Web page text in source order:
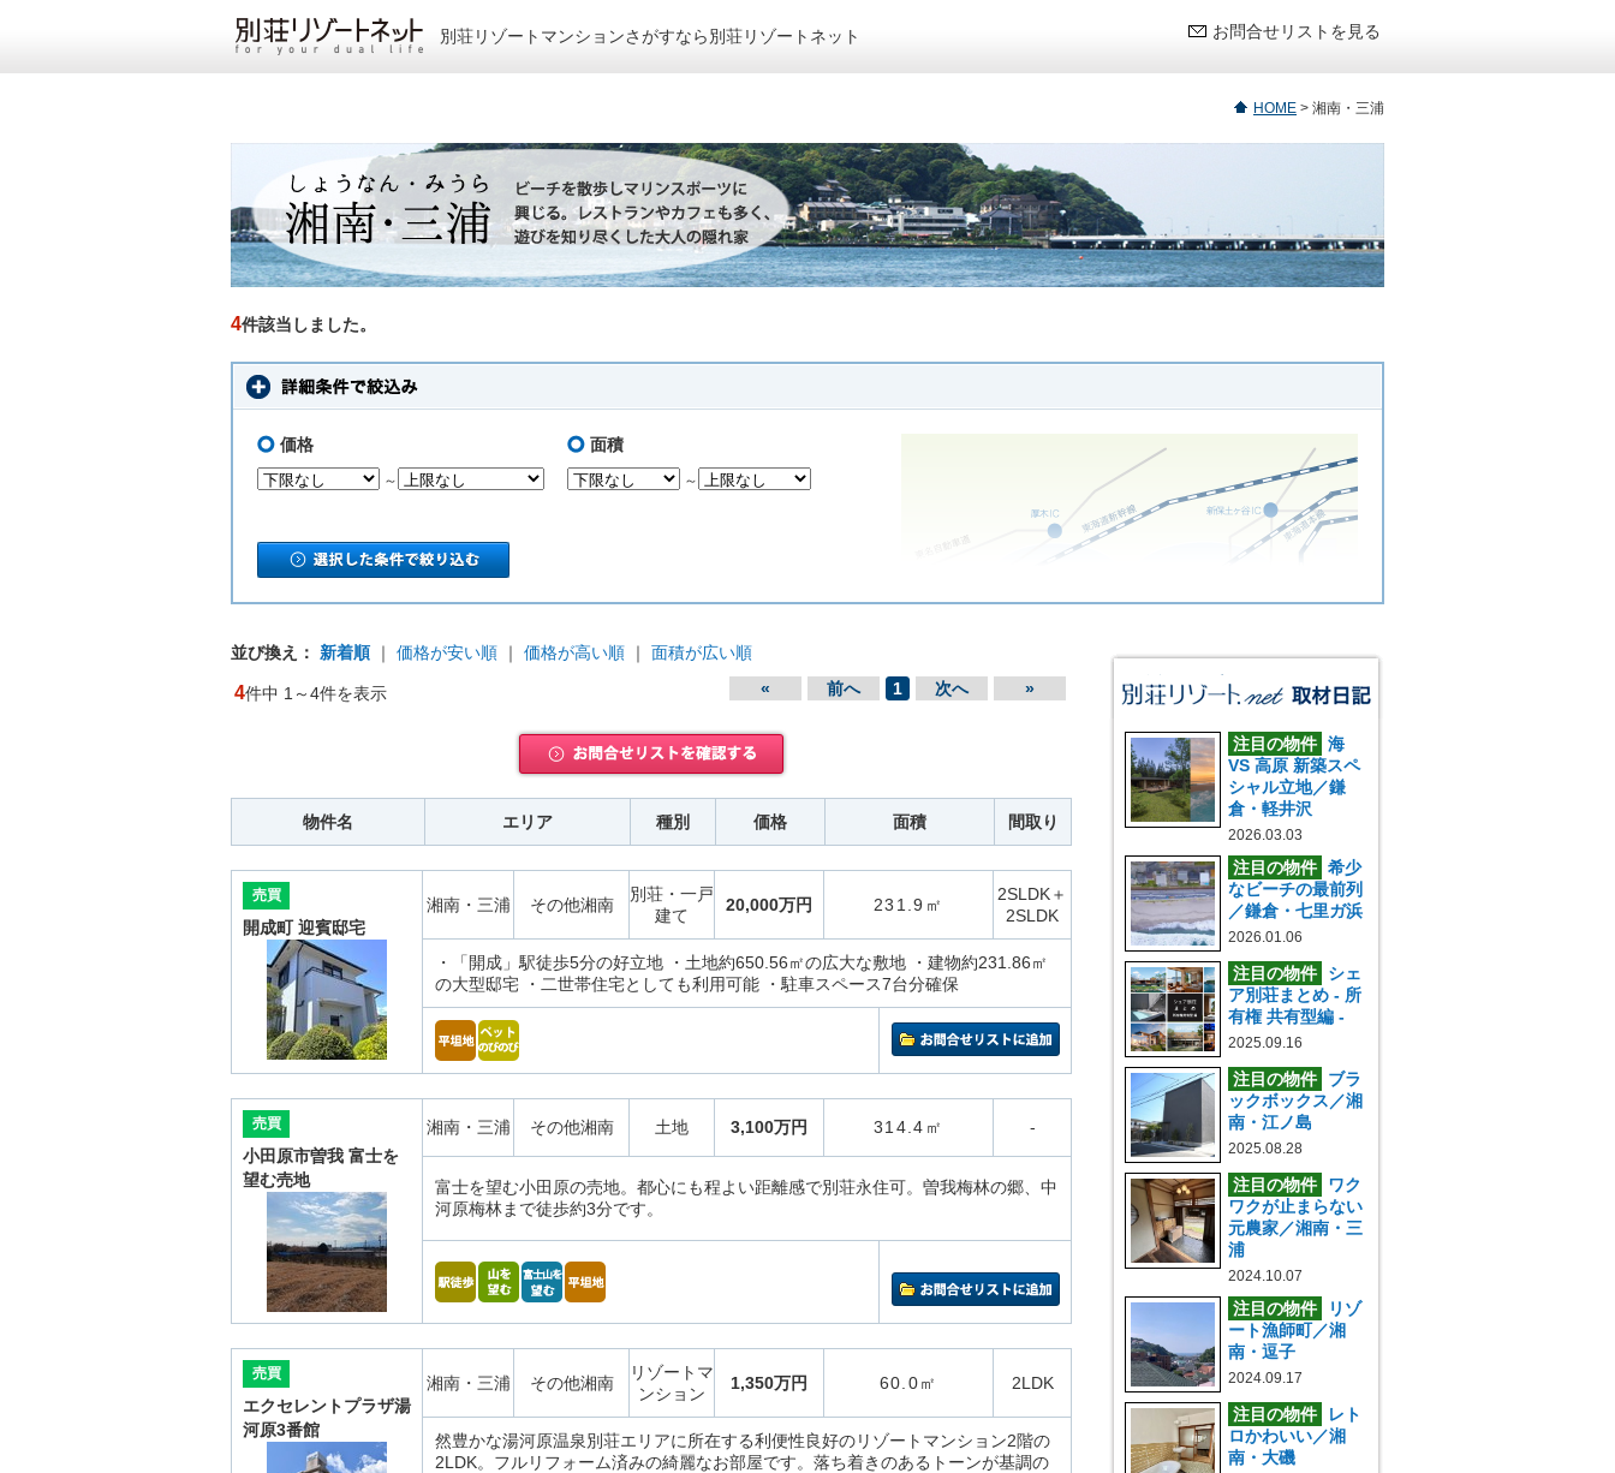
別荘リゾートマンションさがすなら別荘リゾートネット お問合せリストを見る
HOME > 湘南・三浦
4件該当しました。
価格
～
面積
～
並び換え： 新着順 ｜ 価格が安い順 ｜ 価格が高い順 ｜ 面積が広い順
4件中 1～4件を表示 « 前へ 1 次へ »
物件名 エリア 種別 価格 面積 間取り
売買
開成町 迎賓邸宅
湘南・三浦 その他湘南
別荘・一戸
建て
20,000万円 231.9㎡
2SLDK＋
2SLDK
・「開成」駅徒歩5分の好立地 ・土地約650.56㎡の広大な敷地 ・建物約231.86㎡
の大型邸宅 ・二世帯住宅としても利用可能 ・駐車スペース7台分確保
売買
小田原市曽我 富士を
望む売地
湘南・三浦 その他湘南 土地 3,100万円 314.4㎡ -
富士を望む小田原の売地。都心にも程よい距離感で別荘永住可。曽我梅林の郷、中
河原梅林まで徒歩約3分です。
売買
エクセレントプラザ湯
河原3番館
湘南・三浦 その他湘南
リゾートマ
ンション
1,350万円 60.0㎡ 2LDK
然豊かな湯河原温泉別荘エリアに所在する利便性良好のリゾートマンション2階の
2LDK。フルリフォーム済みの綺麗なお部屋です。落ち着きのあるトーンが基調の
注目の物件 海
VS 高原 新築スペ
シャル立地／鎌
倉・軽井沢
2026.03.03
注目の物件 希少
なビーチの最前列
／鎌倉・七里ガ浜
2026.01.06
注目の物件
シェ
ア別荘まとめ - 所
有権 共有型編 -
2025.09.16
注目の物件
ブラ
ックボックス／湘
南・江ノ島
2025.08.28
注目の物件
ワク
ワクが止まらない
元農家／湘南・三
浦
2024.10.07
注目の物件
リゾ
ート漁師町／湘
南・逗子
2024.09.17
注目の物件
レト
ロかわいい／湘
南・大磯